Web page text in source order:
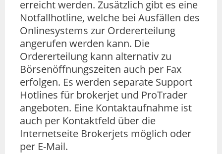
erreicht werden. Zusätzlich gibt es eine
Notfallhotline, welche bei Ausfällen des
Onlinesystems zur Ordererteilung
angerufen werden kann. Die
Ordererteilung kann alternativ zu
Börsenöffnungszeiten auch per Fax
erfolgen. Es werden separate Support
Hotlines für brokerjet und ProTrader
angeboten. Eine Kontaktaufnahme ist
auch per Kontaktfeld über die
Internetseite Brokerjets möglich oder
per E-Mail.